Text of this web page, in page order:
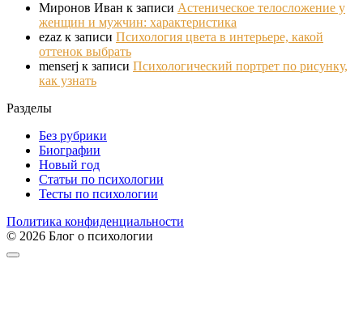
Миронов Иван к записи Астеническое телосложение у
женщин и мужчин: характеристика
ezaz к записи Психология цвета в интерьере, какой
оттенок выбрать
menserj к записи Психологический портрет по рисунку,
как узнать
Разделы
Без рубрики
Биографии
Новый год
Статьи по психологии
Тесты по психологии
Политика конфиденциальности
© 2026 Блог о психологии